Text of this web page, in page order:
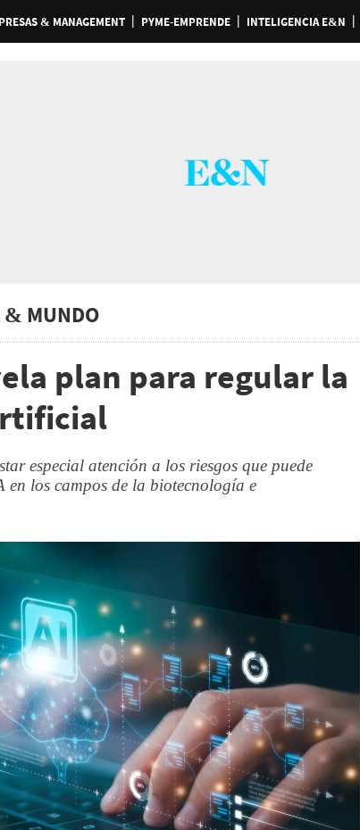
& MANAGEMENT PYME-EMPRENDE INTELIGENCIA E&N
& MUNDO
plan para regular la
especial atención a los riesgos que puede
los campos de la biotecnología e